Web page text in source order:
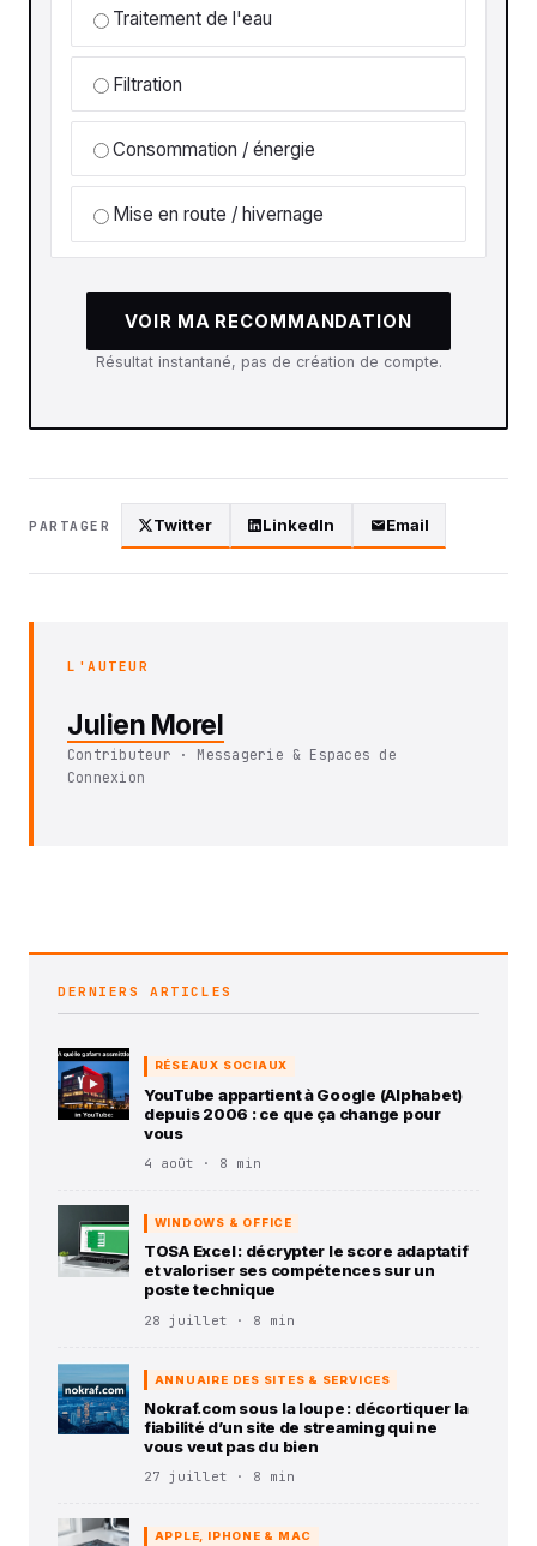
Traitement de l'eau
Filtration
Consommation / énergie
Mise en route / hivernage
VOIR MA RECOMMANDATION
Résultat instantané, pas de création de compte.
PARTAGER Twitter LinkedIn Email
L'AUTEUR
Julien Morel
Contributeur · Messagerie & Espaces de
Connexion
DERNIERS ARTICLES
RÉSEAUX SOCIAUX
YouTube appartient à Google (Alphabet)
depuis 2006 : ce que ça change pour
vous
4 août · 8 min
WINDOWS & OFFICE
TOSA Excel : décrypter le score adaptatif
et valoriser ses compétences sur un
poste technique
28 juillet · 8 min
ANNUAIRE DES SITES & SERVICES
Nokraf.com sous la loupe : décortiquer la
fiabilité d’un site de streaming qui ne
vous veut pas du bien
27 juillet · 8 min
APPLE, IPHONE & MAC